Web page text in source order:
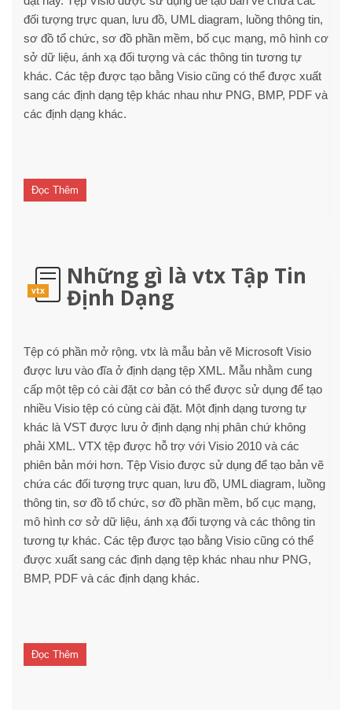
đối tượng trực quan, lưu đồ, UML diagram, luồng thông tin,
sơ đồ tổ chức, sơ đồ phần mềm, bố cục mạng, mô hình cơ
sở dữ liệu, ánh xạ đối tượng và các thông tin tương tự
khác. Các tệp được tạo bằng Visio cũng có thể được xuất
sang các định dạng tệp khác nhau như PNG, BMP, PDF và
các định dạng khác.
Đọc Thêm
vtx
Những gì là vtx Tập Tin
Định Dạng
Tệp có phần mở rộng. vtx là mẫu bản vẽ Microsoft Visio
được lưu vào đĩa ở định dạng tệp XML. Mẫu nhằm cung
cấp một tệp có cài đặt cơ bản có thể được sử dụng để tạo
nhiều Visio tệp có cùng cài đặt. Một định dạng tương tự
khác là VST được lưu ở định dạng nhị phân chứ không
phải XML. VTX tệp được hỗ trợ với Visio 2010 và các
phiên bản mới hơn. Tệp Visio được sử dụng để tạo bản vẽ
chứa các đối tượng trực quan, lưu đồ, UML diagram, luồng
thông tin, sơ đồ tổ chức, sơ đồ phần mềm, bố cục mạng,
mô hình cơ sở dữ liệu, ánh xạ đối tượng và các thông tin
tương tự khác. Các tệp được tạo bằng Visio cũng có thể
được xuất sang các định dạng tệp khác nhau như PNG,
BMP, PDF và các định dạng khác.
Đọc Thêm